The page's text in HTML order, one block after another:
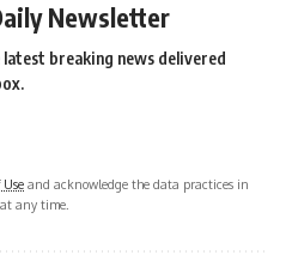
Newsletter
latest breaking news delivered
Use and acknowledge the data practices in
any time.